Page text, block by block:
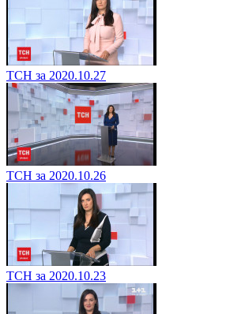
ТСН за 2020.10.27
ТСН за 2020.10.26
ТСН за 2020.10.23